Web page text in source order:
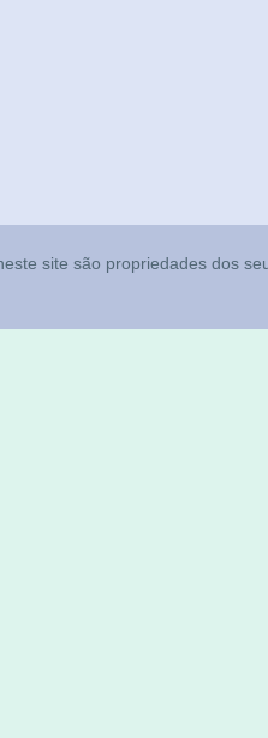
site são propriedades dos